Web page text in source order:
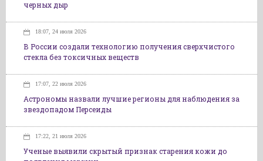
черных дыр
18:07, 24 июля 2026
В России создали технологию получения сверхчистого
стекла без токсичных веществ
17:07, 22 июля 2026
Астрономы назвали лучшие регионы для наблюдения за
звездопадом Персеиды
17:22, 21 июля 2026
Ученые выявили скрытый признак старения кожи до